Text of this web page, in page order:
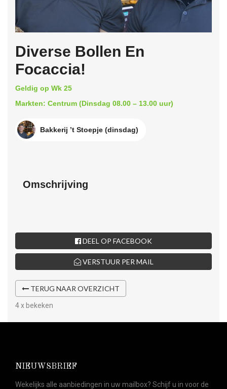
Diverse Bollen En
Focaccia!
Geldig op Wk 25
Markten: Centrum (Dinsdag 08.00 – 13.00 uur)
Bakkerij ’t Stoepje (dinsdag)
Omschrijving
DEEL OP FACEBOOK
VERSTUUR PER MAIL
TERUG NAAR OVERZICHT
4 x bekeken
NIEUWSBRIEF
Wekelijks alle aanbiedingen in uw mailbox? Schijf u in voor de